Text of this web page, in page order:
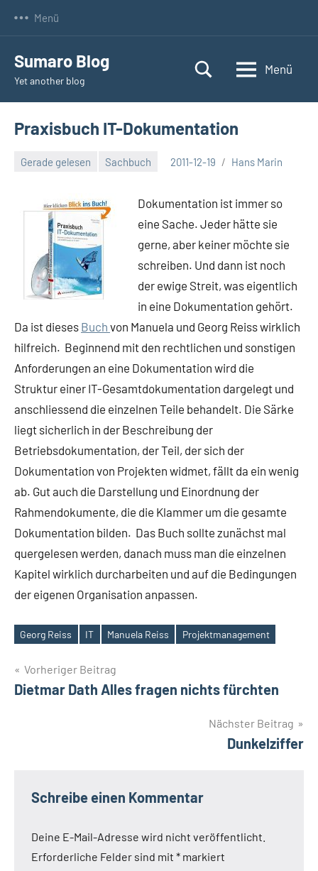
Menü
Sumaro Blog
Yet another blog
Menü
Praxisbuch IT-Dokumentation
Gerade gelesen Sachbuch 2011-12-19 Hans Marin
Dokumentation ist immer so
eine Sache. Jeder hätte sie
gerne, aber keiner möchte sie
schreiben. Und dann ist noch
der ewige Streit, was eigentlich
in eine Dokumentation gehört.
Da ist dieses Buch von Manuela und Georg Reiss wirklich
hilfreich. Beginnend mit den rechtlichen und sonstigen
Anforderungen an eine Dokumentation wird die
Struktur einer IT-Gesamtdokumentation dargelegt und
anschliessend die einzelnen Teile behandelt. Die Särke
liegt sicherlich in der Beschreibung der
Betriebsdokumentation, der Teil, der sich der
Dokumentation von Projekten widmet, fällt da ein wenig
ab. Gut auch die Darstellung und Einordnung der
Rahmendokumente, die die Klammer um die gesamte
Dokumentation bilden. Das Buch sollte zunächst mal
quergelesen werden, danach muss man die einzelnen
Kapitel wirklich durcharbeiten und auf die Bedingungen
der eigenen Organisation anpassen.
Schlagwörter
Georg Reiss IT Manuela Reiss Projektmanagement
Beitragsnavigation
Vorheriger Beitrag
Dietmar Dath Alles fragen nichts fürchten
Nächster Beitrag
Dunkelziffer
Schreibe einen Kommentar
Deine E-Mail-Adresse wird nicht veröffentlicht.
Erforderliche Felder sind mit * markiert